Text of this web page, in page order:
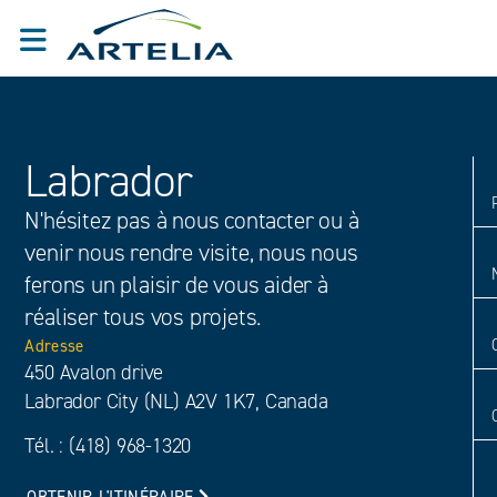
Labrador
N'hésitez pas à nous contacter ou à
venir nous rendre visite, nous nous
ferons un plaisir de vous aider à
réaliser tous vos projets.
Adresse
450 Avalon drive
Labrador City (NL) A2V 1K7, Canada
Tél. : (418) 968-1320